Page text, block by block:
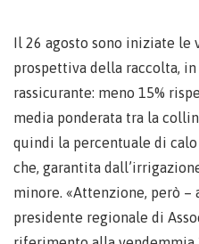
Il 26 agosto sono iniziate le
prospettiva della raccolta,
rassicurante: meno 15%
media ponderata tra la
quindi la percentuale di
che, garantita
minore. «Attenzione, però –
presidente regionale di